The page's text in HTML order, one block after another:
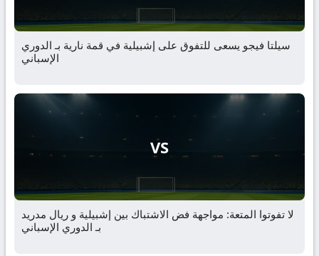
سيلتا فيجو يسعى للتفوق على إشبيلية في قمة نارية بـ الدوري
الإسباني
VS
لا تفوتوا المتعة: مواجهة فض الاشتباك بين إشبيلية و ريال مدريد
بـ الدوري الإسباني